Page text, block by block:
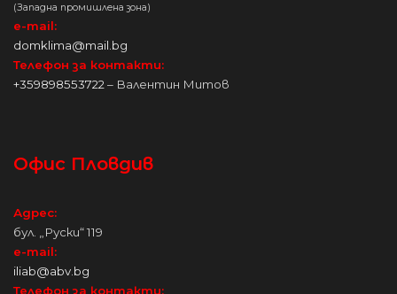
(Западна промишлена зона)
e-mail:
domklima@mail.bg
Телефон за контакти:
+359898553722 – Валентин Митов
Офис Пловдив
Адрес:
бул. „Руски“ 119
e-mail:
iliab@abv.bg
Телефон за контакти: